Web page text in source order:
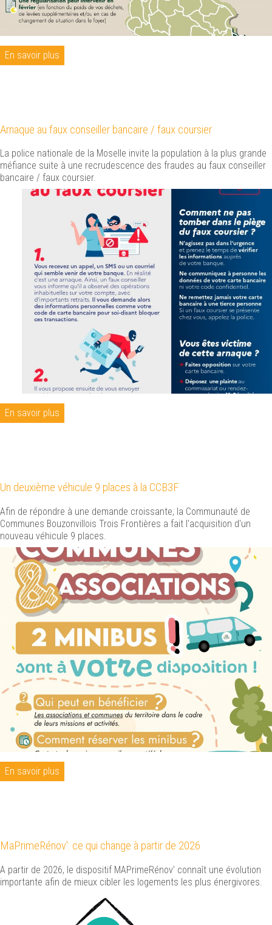
En savoir plus
Arnaque au faux conseiller bancaire / faux coursier
La police nationale de la Moselle invite la population à la plus grande
méfiance suite à une recrudescence des fraudes au faux conseiller
bancaire / faux coursier.
En savoir plus
Un deuxième véhicule 9 places à la CCB3F
Afin de répondre à une demande croissante, la Communauté de
Communes Bouzonvillois Trois Frontières a fait l'acquisition d'un
nouveau véhicule 9 places.
En savoir plus
MaPrimeRénov': ce qui change à partir de 2026
A partir de 2026, le dispositif MAPrimeRénov' connaît une évolution
importante afin de mieux cibler les logements les plus énergivores.